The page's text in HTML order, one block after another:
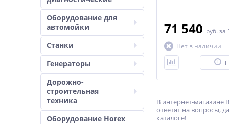
Оборудование для
автомойки
Станки
Генераторы
Дорожно-
строительная
техника
Оборудование Horex
71 540 руб. за
Нет в наличии
В интернет-магазине
ответят на вопросы,
каталоге!